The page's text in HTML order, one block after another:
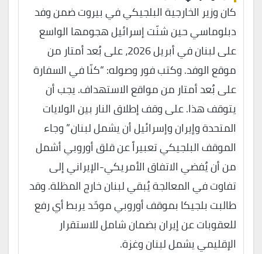
كان وزير الخارجية البلجيكي في بيروت ضمن وفد
دبلوماسي حين شنّت إسرائيل هجومها الواسع
على لبنان في أبريل 2026، على بُعد أمتار من
موقع الوفد. وكتب فور وصوله: “كنّا في السفارة
على بُعد أمتار من مواقع الاستهداف. يجب أن
يتوقف هذا. على وقف إطلاق النار بين الولايات
المتحدة وإيران وإسرائيل أن يشمل لبنان.” وجاء
الموقف البلجيكي تعبيراً عن قلق أوروبي أشمل
من أن يُفضي الاتفاق الأمريكي-الإيراني إلى
تفاوت في المعالجة يُبقي لبنان خارج المظلة. وقد
طالبت بلجيكا بموقف أوروبي موحّد يربط أي رفع
للعقوبات عن إيران بضمان شامل للاستقرار
الإقليمي يشمل لبنان وغزة.